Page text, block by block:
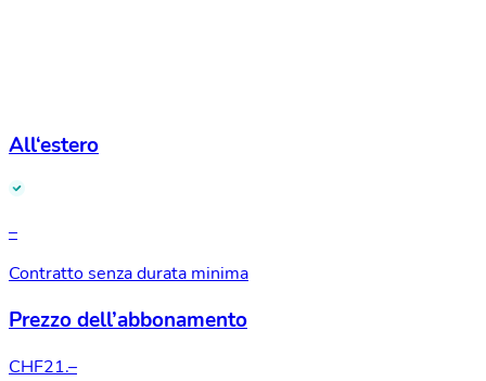
All‘estero
–
Contratto senza durata minima
Prezzo dell’abbonamento
CHF21.–